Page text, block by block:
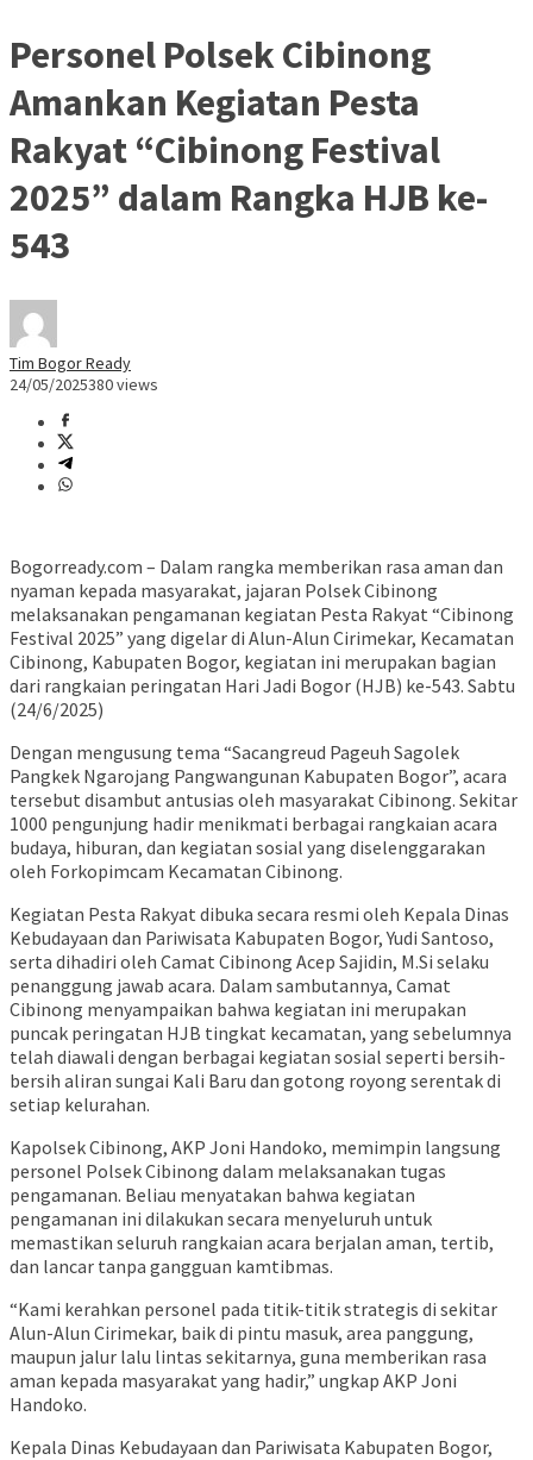
Personel Polsek Cibinong
Amankan Kegiatan Pesta
Rakyat “Cibinong Festival
2025” dalam Rangka HJB ke-
543
Tim Bogor Ready
24/05/2025380 views
Bogorready.com – Dalam rangka memberikan rasa aman dan
nyaman kepada masyarakat, jajaran Polsek Cibinong
melaksanakan pengamanan kegiatan Pesta Rakyat “Cibinong
Festival 2025” yang digelar di Alun-Alun Cirimekar, Kecamatan
Cibinong, Kabupaten Bogor, kegiatan ini merupakan bagian
dari rangkaian peringatan Hari Jadi Bogor (HJB) ke-543. Sabtu
(24/6/2025)
Dengan mengusung tema “Sacangreud Pageuh Sagolek
Pangkek Ngarojang Pangwangunan Kabupaten Bogor”, acara
tersebut disambut antusias oleh masyarakat Cibinong. Sekitar
1000 pengunjung hadir menikmati berbagai rangkaian acara
budaya, hiburan, dan kegiatan sosial yang diselenggarakan
oleh Forkopimcam Kecamatan Cibinong.
Kegiatan Pesta Rakyat dibuka secara resmi oleh Kepala Dinas
Kebudayaan dan Pariwisata Kabupaten Bogor, Yudi Santoso,
serta dihadiri oleh Camat Cibinong Acep Sajidin, M.Si selaku
penanggung jawab acara. Dalam sambutannya, Camat
Cibinong menyampaikan bahwa kegiatan ini merupakan
puncak peringatan HJB tingkat kecamatan, yang sebelumnya
telah diawali dengan berbagai kegiatan sosial seperti bersih-
bersih aliran sungai Kali Baru dan gotong royong serentak di
setiap kelurahan.
Kapolsek Cibinong, AKP Joni Handoko, memimpin langsung
personel Polsek Cibinong dalam melaksanakan tugas
pengamanan. Beliau menyatakan bahwa kegiatan
pengamanan ini dilakukan secara menyeluruh untuk
memastikan seluruh rangkaian acara berjalan aman, tertib,
dan lancar tanpa gangguan kamtibmas.
“Kami kerahkan personel pada titik-titik strategis di sekitar
Alun-Alun Cirimekar, baik di pintu masuk, area panggung,
maupun jalur lalu lintas sekitarnya, guna memberikan rasa
aman kepada masyarakat yang hadir,” ungkap AKP Joni
Handoko.
Kepala Dinas Kebudayaan dan Pariwisata Kabupaten Bogor,